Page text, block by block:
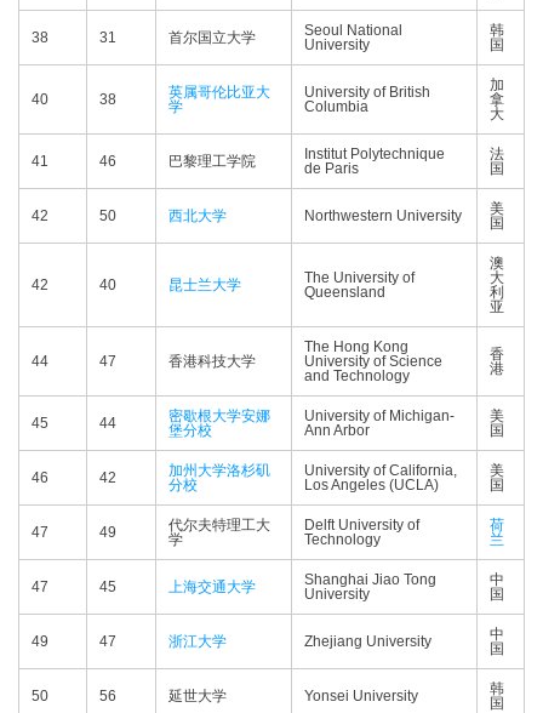
38 31 首尔国立大学
Seoul National
University
韩
国
40 38
英属哥伦比亚大
学
University of British
Columbia
加
拿
大
41 46 巴黎理工学院
Institut Polytechnique
de Paris
法
国
42 50 西北大学 Northwestern University
美
国
42 40 昆士兰大学
The University of
Queensland
澳
大
利
亚
44 47 香港科技大学
The Hong Kong
University of Science
and Technology
香
港
45 44
密歇根大学安娜
堡分校
University of Michigan-
Ann Arbor
美
国
46 42
加州大学洛杉矶
分校
University of California,
Los Angeles (UCLA)
美
国
47 49
代尔夫特理工大
学
Delft University of
Technology
荷
兰
47 45 上海交通大学
Shanghai Jiao Tong
University
中
国
49 47 浙江大学 Zhejiang University
中
国
50 56 延世大学 Yonsei University
韩
国